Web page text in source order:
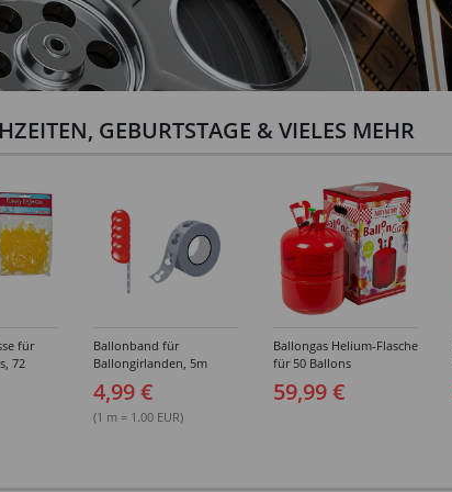
GEBURTSTAGE & VIELES MEHR
für
72
Ballonband für
Ballongirlanden, 5m
Deko-Band aus PVC
4,99 €
(1 m = 1.00 EUR)
Ballongas Helium-Flasche
für 50 Ballons
59,99 €